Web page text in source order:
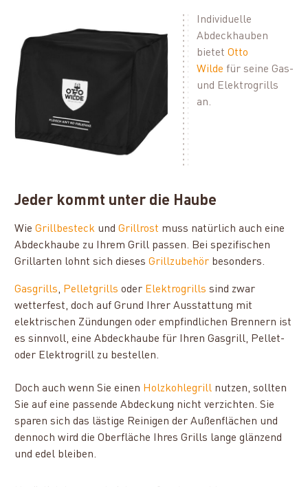
Individuelle
Abdeckhauben
bietet Otto
Wilde für seine Gas-
und Elektrogrills
an.
Jeder kommt unter die Haube
WieGrillbesteck undGrillrost muss natürlich auch eine
Abdeckhaube zu Ihrem Grill passen. Bei spezifischen
Grillarten lohnt sich diesesGrillzubehör besonders.
Gasgrills, Pelletgrills oder Elektrogrills sind zwar
wetterfest, doch auf Grund Ihrer Ausstattung mit
elektrischen Zündungen oder empfindlichen Brennern ist
es sinnvoll, eine Abdeckhaube für Ihren Gasgrill, Pellet-
oder Elektrogrill zu bestellen.
Doch auch wenn Sie einen Holzkohlegrill nutzen, sollten
Sie auf eine passende Abdeckung nicht verzichten. Sie
sparen sich das lästige Reinigen der Außenflächen und
dennoch wird die Oberfläche Ihres Grills lange glänzend
und edel bleiben.